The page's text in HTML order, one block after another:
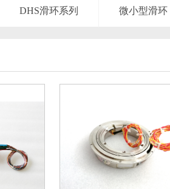
DHS滑环系列 微小型滑环